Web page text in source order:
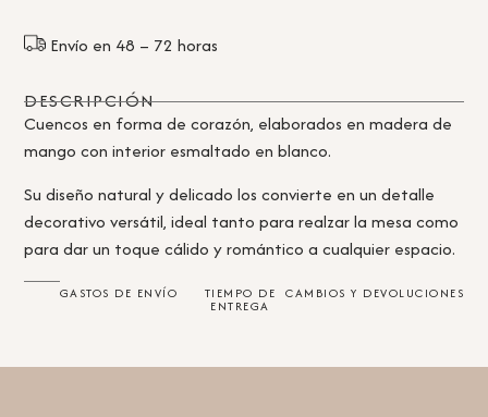
Envío en 48 – 72 horas
DESCRIPCIÓN
Cuencos en forma de corazón, elaborados en madera de
mango con interior esmaltado en blanco.
Su diseño natural y delicado los convierte en un detalle
decorativo versátil, ideal tanto para realzar la mesa como
para dar un toque cálido y romántico a cualquier espacio.
GASTOS DE ENVÍO TIEMPO DE
ENTREGA
CAMBIOS Y DEVOLUCIONES